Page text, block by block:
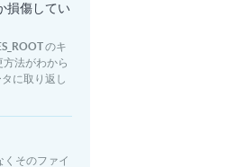
損傷してい
のキ
法がわから
に取り返し
くそのファイ